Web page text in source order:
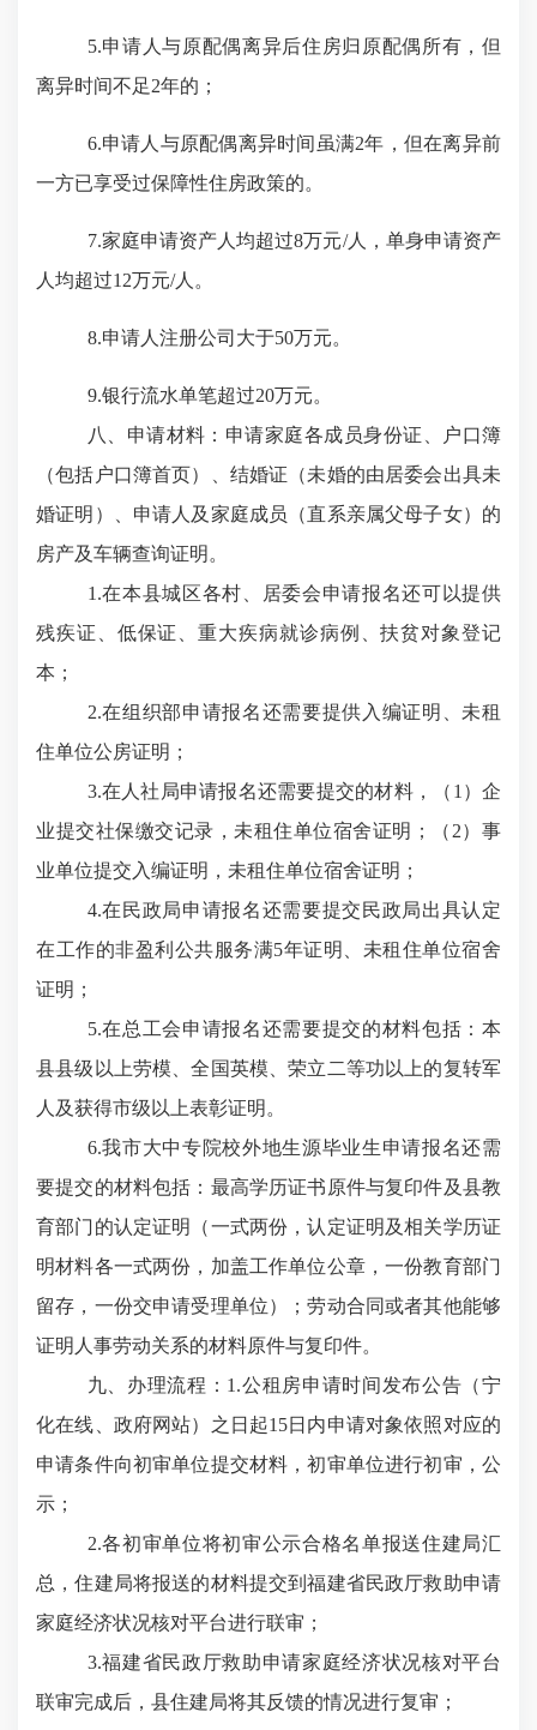
5.申请人与原配偶离异后住房归原配偶所有，但
离异时间不足2年的；
6.申请人与原配偶离异时间虽满2年，但在离异前
一方已享受过保障性住房政策的。
7.家庭申请资产人均超过8万元/人，单身申请资产
人均超过12万元/人。
8.申请人注册公司大于50万元。
9.银行流水单笔超过20万元。
八、申请材料： 申请家庭各成员身份证、户口簿
（包括户口簿首页）、结婚证（未婚的由居委会出具未
婚证明）、申请人及家庭成员（直系亲属父母子女）的
房产及车辆查询证明 。
1 .在本县城区各村、居委会申请报名还可以提供
残疾证、低保证、重大疾病就诊病例、扶贫对象登记
本；
2.在组织部申请报名还需要提供入编证明、未租
住单位公房证明；
3.在人社局申请报名还需要提交的材料，（ 1）企
业提交社保缴交记录，未租住单位宿舍证明；（2）事
业单位提交入编证明，未租住单位宿舍证明；
4.在民政局申请报名还需要提交民政局出具认定
在工作的非盈利公共服务满5年证明、未租住单位宿舍
证明；
5.在总工会申请报名还需要提交的材料包括：本
县县级以上劳模、全国英模、荣立二等功以上的复转军
人及获得市级以上表彰证明。
6.我市大中专院校外地生源毕业生申请报名还需
要提交的材料包括：最高学历证书原件与复印件及县教
育部门的认定证明（一式两份，认定证明及相关学历证
明材料各一式两份，加盖工作单位公章，一份教育部门
留存，一份交申请受理单位）
；劳动合同或者其他能够
证明人事劳动关系的材料原件与复印件。
九、办理流程： 1 .公租房申请时间发布公告（宁
化在线、政府网站）之日起15日内申请对象依照对应的
申请条件向初审单位提交材料，初审单位进行初审，公
示；
2.各初审单位将初审公示合格名单报送住建局汇
总，住建局将报送的材料提交到福建省民政厅救助申请
家庭经济状况核对平台进行联审；
3.福建省民政厅救助申请家庭经济状况核对平台
联审完成后，县住建局将其反馈的情况进行复审；